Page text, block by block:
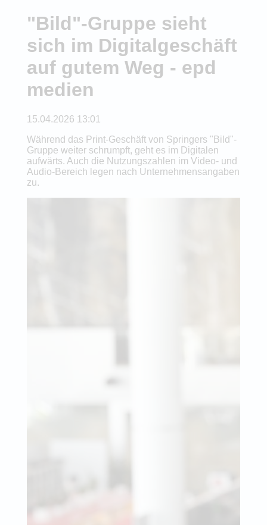
"Bild"-Gruppe sieht
sich im Digitalgeschäft
auf gutem Weg - epd
medien
15.04.2026 13:01
Während das Print-Geschäft von Springers "Bild"-
Gruppe weiter schrumpft, geht es im Digitalen
aufwärts. Auch die Nutzungszahlen im Video- und
Audio-Bereich legen nach Unternehmensangaben
zu.